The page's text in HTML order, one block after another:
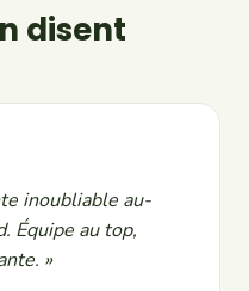
disent
inoubliable au-
Équipe au top,
»